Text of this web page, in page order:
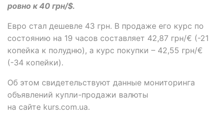
ровно к 40 грн/$.
Евро стал дешевле 43 грн. В продаже его курс по
состоянию на 19 часов составляет 42,87 грн/€ (-21
копейка к полудню), а курс покупки – 42,55 грн/€
(-34 копейки).
Об этом свидетельствуют данные мониторинга
объявлений купли-продажи валюты
на сайте kurs.com.ua.